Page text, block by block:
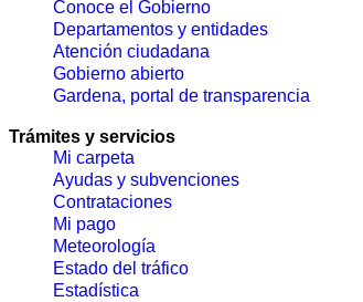
Conoce el Gobierno
Departamentos y entidades
Atención ciudadana
Gobierno abierto
Gardena, portal de transparencia
Trámites y servicios
Mi carpeta
Ayudas y subvenciones
Contrataciones
Mi pago
Meteorología
Estado del tráfico
Estadística